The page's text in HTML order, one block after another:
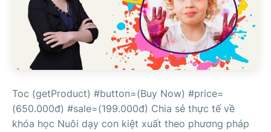
Toc (getProduct) #button=(Buy Now) #price=
(650.000đ) #sale=(199.000đ) Chia sẻ thực tế về
khóa học Nuôi dạy con kiệt xuất theo phương pháp